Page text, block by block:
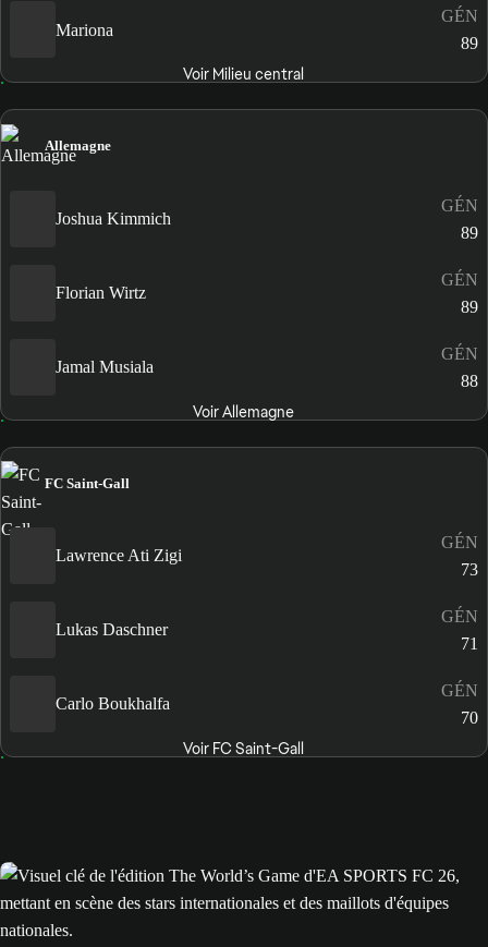
Mariona
GÉN
89
Voir Milieu central
Allemagne
Joshua Kimmich
GÉN
89
Florian Wirtz
GÉN
89
Jamal Musiala
GÉN
88
Voir Allemagne
FC Saint-Gall
Lawrence Ati Zigi
GÉN
73
Lukas Daschner
GÉN
71
Carlo Boukhalfa
GÉN
70
Voir FC Saint-Gall